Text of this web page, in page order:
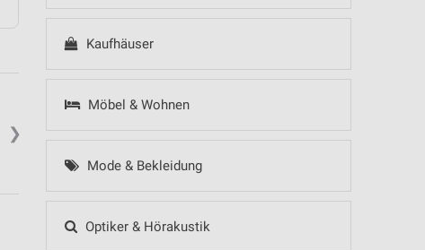
Kaufhäuser
Möbel & Wohnen
Mode & Bekleidung
Optiker & Hörakustik
❯